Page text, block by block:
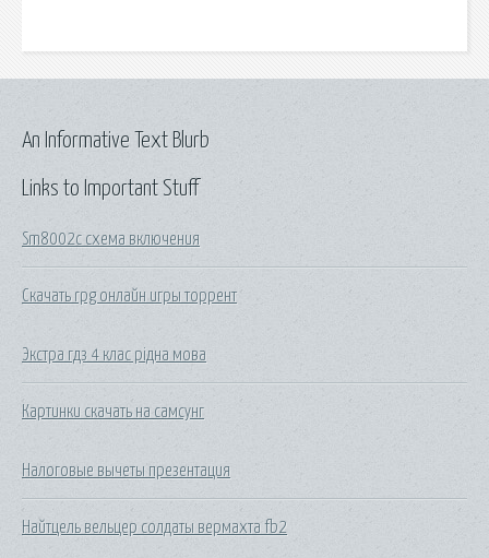
Links to Important Stuff
Sm8002c схема включения
Скачать rpg онлайн игры торрент
Экстра гдз 4 клас рідна мова
Картинки скачать на самсунг
Налоговые вычеты презентация
Найтцель вельцер солдаты вермахта fb2
An Informative Text Blurb